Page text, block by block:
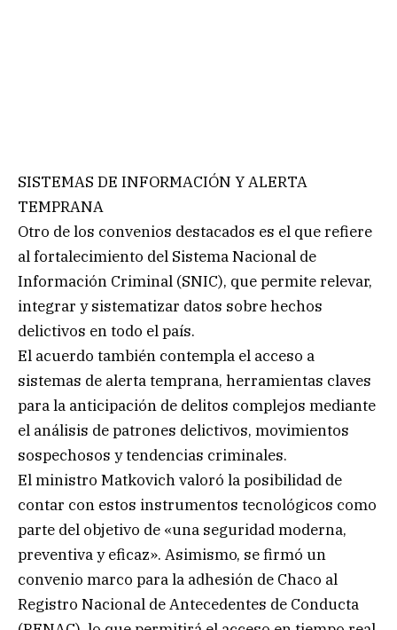
SISTEMAS DE INFORMACIÓN Y ALERTA
TEMPRANA
Otro de los convenios destacados es el que refiere
al fortalecimiento del Sistema Nacional de
Información Criminal (SNIC), que permite relevar,
integrar y sistematizar datos sobre hechos
delictivos en todo el país.
El acuerdo también contempla el acceso a
sistemas de alerta temprana, herramientas claves
para la anticipación de delitos complejos mediante
el análisis de patrones delictivos, movimientos
sospechosos y tendencias criminales.
El ministro Matkovich valoró la posibilidad de
contar con estos instrumentos tecnológicos como
parte del objetivo de «una seguridad moderna,
preventiva y eficaz». Asimismo, se firmó un
convenio marco para la adhesión de Chaco al
Registro Nacional de Antecedentes de Conducta